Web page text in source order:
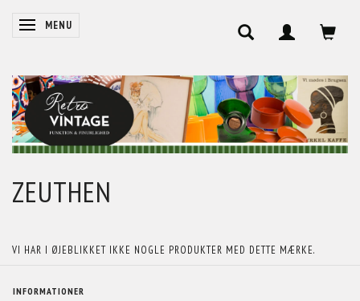
SKIFTE NAVIGATION
MENU
ZEUTHEN
VI HAR I ØJEBLIKKET IKKE NOGLE PRODUKTER MED DETTE MÆRKE.
INFORMATIONER